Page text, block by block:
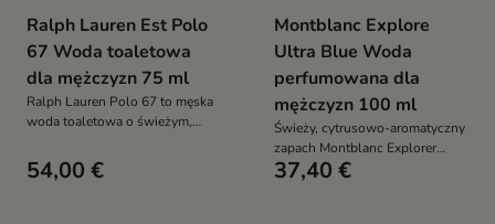
Ralph Lauren Est Polo
67 Woda toaletowa
dla mężczyzn 75 ml
Ralph Lauren Polo 67 to męska
woda toaletowa o świeżym,
54,00 €
Montblanc Explore
Ultra Blue Woda
perfumowana dla
mężczyzn 100 ml
Świeży, cytrusowo-aromatyczny
zapach Montblanc Explorer
Ultra Blue dla mężczyzn
37,40 €